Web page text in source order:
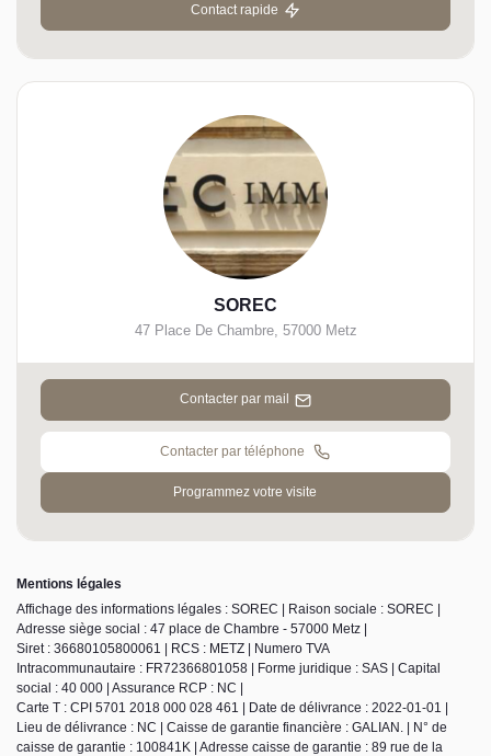
Contact rapide
SOREC
47 Place De Chambre, 57000 Metz
Contacter par mail
Contacter par téléphone
Programmez votre visite
Mentions légales
Affichage des informations légales : SOREC | Raison sociale : SOREC |
Adresse siège social : 47 place de Chambre - 57000 Metz |
Siret : 36680105800061 | RCS : METZ | Numero TVA
Intracommunautaire : FR72366801058 | Forme juridique : SAS | Capital
social : 40 000 | Assurance RCP : NC |
Carte T : CPI 5701 2018 000 028 461 | Date de délivrance : 2022-01-01 |
Lieu de délivrance : NC | Caisse de garantie financière : GALIAN. | N° de
caisse de garantie : 100841K | Adresse caisse de garantie : 89 rue de la